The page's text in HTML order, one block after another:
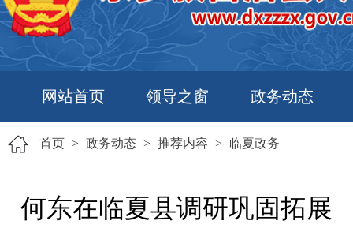
网站首页 领导之窗 政务动态
首页 > 政务动态 > 推荐内容 > 临夏政务
何东在临夏县调研巩固拓展